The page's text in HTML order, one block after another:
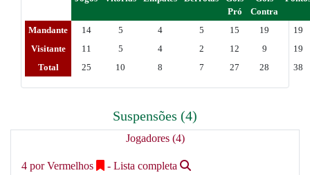
Pró
Contra
Mandante 14 5 4 5 15 19
19
Visitante
11 5 4 2 12 9
19
Total
25 10 8 7 27 28 38
Suspensões (4)
Jogadores (4)
4 por Vermelhos - Lista completa